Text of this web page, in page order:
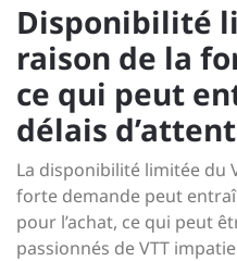
Disponibilité
raison de la
ce qui peut
délais
La disponibilité limitée du
forte demande peut
pour l’achat, ce qui peut
passionnés de VTT